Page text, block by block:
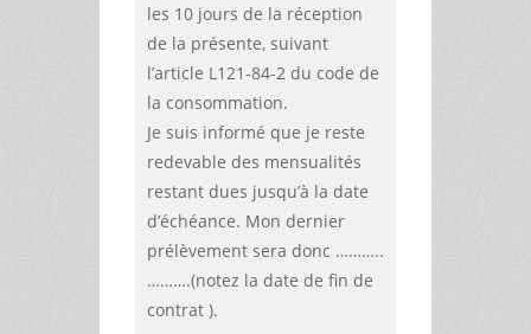
les 10 jours de la réception
de la présente, suivant
l’article L121-84-2 du code de
la consommation.
Je suis informé que je reste
redevable des mensualités
restant dues jusqu’à la date
d’échéance. Mon dernier
prélèvement sera donc ………..
……….(notez la date de fin de
contrat ).